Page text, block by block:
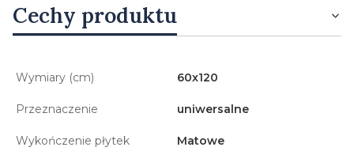
Cechy produktu
Wymiary (cm) 60x120
Przeznaczenie uniwersalne
Wykończenie płytek Matowe